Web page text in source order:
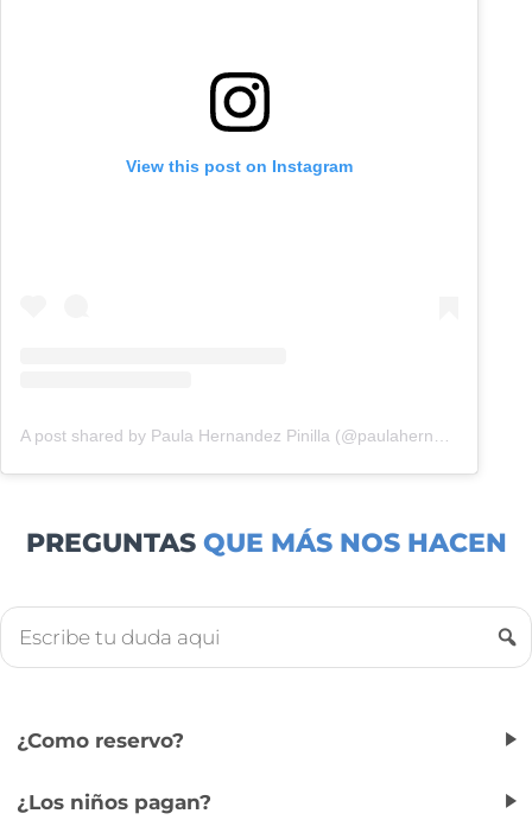
View this post on Instagram
PREGUNTAS QUE MÁS NOS HACEN
¿Como reservo?
¿Los niños pagan?